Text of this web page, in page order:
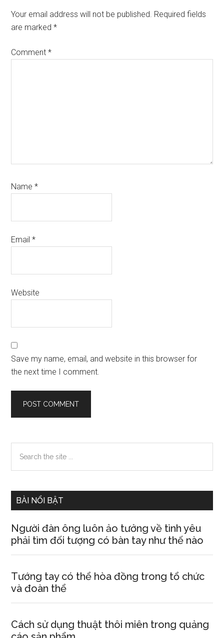
Interactions
Your email address will not be published. Required fields
are marked*
Comment*
Name*
Email*
Website
Save my name, email, and website in this browser for
the next time I comment.
Primary
Sidebar
the
BÀI NỔI BẬT
Người đàn ông luôn ảo tưởng về tình yêu
phải tìm đối tượng có bàn tay như thế nào
Tướng tay có thể hòa đồng trong tổ chức
và đoàn thể
Cách sử dụng thuật thôi miên trong quảng